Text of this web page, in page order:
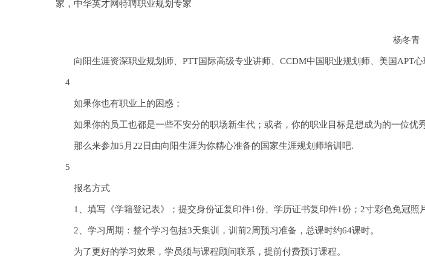
家，中华英才网特聘职业规划专家
杨冬青
向阳生涯资深职业规划师、PTT国际高级专业讲师、CCDM中国职业规划师、美国APT
4
如果你也有职业上的困惑；
如果你的员工也都是一些不安分的职场新生代；或者，你的职业目标是想成为的一位优
那么来参加5月22日由向阳生涯为你精心准备的国家生涯规划师培训吧.
5
报名方式
1、填写《学籍登记表》；提交身份证复印件1份、学历证书复印件1份；2寸彩色免冠照片
2、学习周期：整个学习包括3天集训，训前2周预习准备，总课时约64课时。
为了更好的学习效果，学员须与课程顾问联系，提前付费预订课程。